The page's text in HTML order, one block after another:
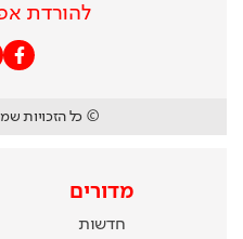
להורדת
© כל הזכויות
מדורים
חדשות